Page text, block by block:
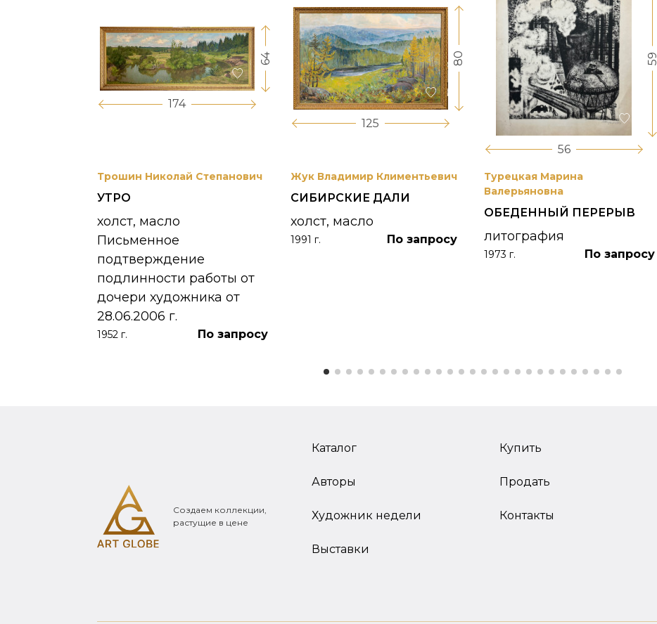
174
64
Трошин Николай Степанович
УТРО
холст, масло
Письменное
подтверждение
подлинности работы от
дочери художника от
28.06.2006 г.
1952 г. По запросу
125
80
Жук Владимир Климентьевич
СИБИРСКИЕ ДАЛИ
холст, масло
1991 г. По запросу
56
59
Турецкая Марина
Валерьяновна
ОБЕДЕННЫЙ ПЕРЕРЫВ
литография
1973 г. По запросу
Создаем коллекции,
растущие в цене
Каталог
Авторы
Художник недели
Выставки
Купить
Продать
Контакты